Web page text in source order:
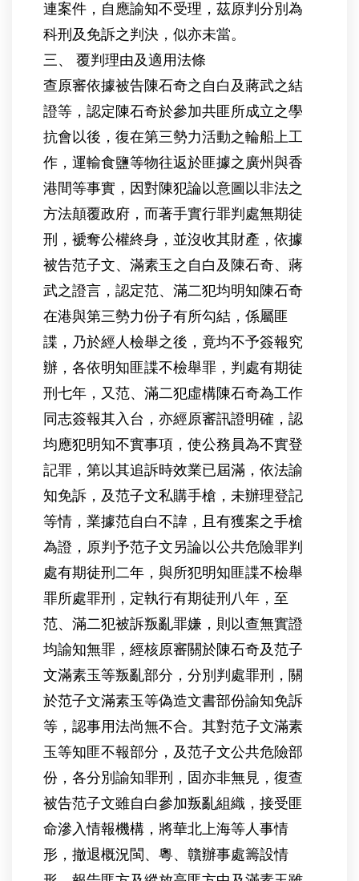
連案件，自應諭知不受理，茲原判分別為
科刑及免訴之判決，似亦未當。
三、 覆判理由及適用法條
查原審依據被告陳石奇之自白及蔣武之結
證等，認定陳石奇於參加共匪所成立之學
抗會以後，復在第三勢力活動之輪船上工
作，運輸食鹽等物往返於匪據之廣州與香
港間等事實，因對陳犯論以意圖以非法之
方法顛覆政府，而著手實行罪判處無期徒
刑，褫奪公權終身，並沒收其財產，依據
被告范子文、滿素玉之自白及陳石奇、蔣
武之證言，認定范、滿二犯均明知陳石奇
在港與第三勢力份子有所勾結，係屬匪
諜，乃於經人檢舉之後，竟均不予簽報究
辦，各依明知匪諜不檢舉罪，判處有期徒
刑七年，又范、滿二犯虛構陳石奇為工作
同志簽報其入台，亦經原審訊證明確，認
均應犯明知不實事項，使公務員為不實登
記罪，第以其追訴時效業已屆滿，依法諭
知免訴，及范子文私購手槍，未辦理登記
等情，業據范自白不諱，且有獲案之手槍
為證，原判予范子文另論以公共危險罪判
處有期徒刑二年，與所犯明知匪諜不檢舉
罪所處罪刑，定執行有期徒刑八年，至
范、滿二犯被訴叛亂罪嫌，則以查無實證
均諭知無罪，經核原審關於陳石奇及范子
文滿素玉等叛亂部分，分別判處罪刑，關
於范子文滿素玉等偽造文書部份諭知免訴
等，認事用法尚無不合。其對范子文滿素
玉等知匪不報部分，及范子文公共危險部
份，各分別諭知罪刑，固亦非無見，復查
被告范子文雖自白參加叛亂組織，接受匪
命滲入情報機構，將華北上海等人事情
形，撤退概況閩、粵、贛辦事處籌設情